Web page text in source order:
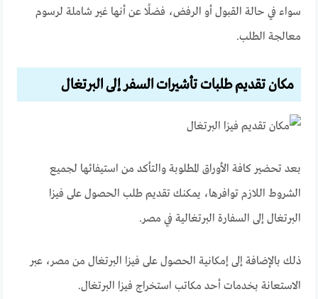
سواء في حالة القبول أو الرفض، فضلًا عن أنها غير شاملة لرسوم
معالجة الطلب.
مكان تقديم طلبات تأشيرات السفر إلى البرتغال
بعد تحضير كافة الأوراق المطلوبة والتأكد من استيفائها لجميع
الشروط اللازم توافرها، يمكنك تقديم طلب الحصول على فيزا
البرتغال إلى السفارة البرتغالية في مصر.
ذلك بالإضافة إلى إمكانية الحصول على فيزا البرتغال من مصر، عبر
الاستعانة بخدمات أحد مكاتب استخراج فيزا البرتغال.